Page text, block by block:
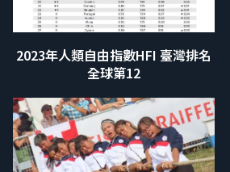
2023年人類自由指數HFI 臺灣排名
全球第12